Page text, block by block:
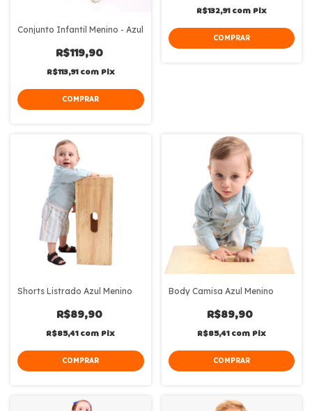
Conjunto Infantil Menino - Azul
R$119,90
R$113,91com Pix
COMPRAR
R$132,91com Pix
COMPRAR
Shorts Listrado Azul Menino
R$89,90
R$85,41com Pix
COMPRAR
Body Camisa Azul Menino
R$89,90
R$85,41com Pix
COMPRAR